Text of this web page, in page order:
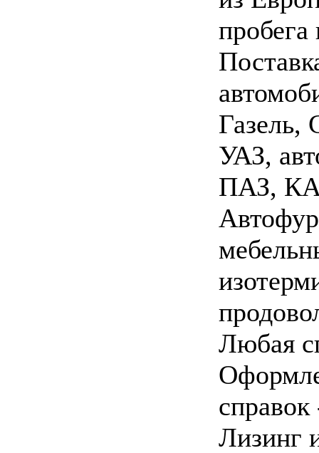
Газель,
УАЗ,
ПАЗ,
Любая
справок
Лизинг